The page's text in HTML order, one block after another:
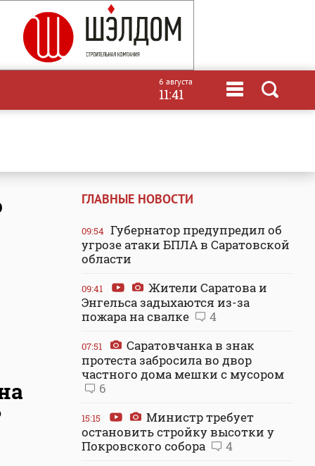
6 августа
11:41
ГЛАВНЫЕ НОВОСТИ
09:54 Губернатор предупредил об
угрозе атаки БПЛА в Саратовской
области
09:41
Жители Саратова и
Энгельса задыхаются из-за
пожара на свалке
4
07:51
Саратовчанка в знак
протеста забросила во двор
частного дома мешки с мусором
6
15:15
Министр требует
остановить стройку высотки у
Покровского собора
4